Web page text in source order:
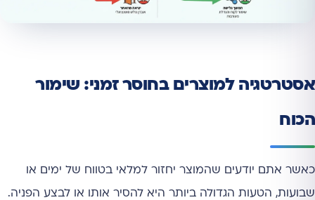
אסטרטגיה למוצרים בחוסר זמני: שימור
הכוח
כאשר אתם יודעים שהמוצר יחזור למלאי בטווח של ימים או
שבועות, הטעות הגדולה ביותר היא להסיר אותו או לבצע הפניה.